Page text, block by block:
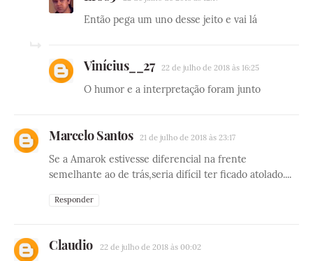
Então pega um uno desse jeito e vai lá
Vinícius__27 22 de julho de 2018 às 16:25
O humor e a interpretação foram junto
Marcelo Santos 21 de julho de 2018 às 23:17
Se a Amarok estivesse diferencial na frente
semelhante ao de trás,seria difícil ter ficado atolado....
Responder
Claudio 22 de julho de 2018 às 00:02